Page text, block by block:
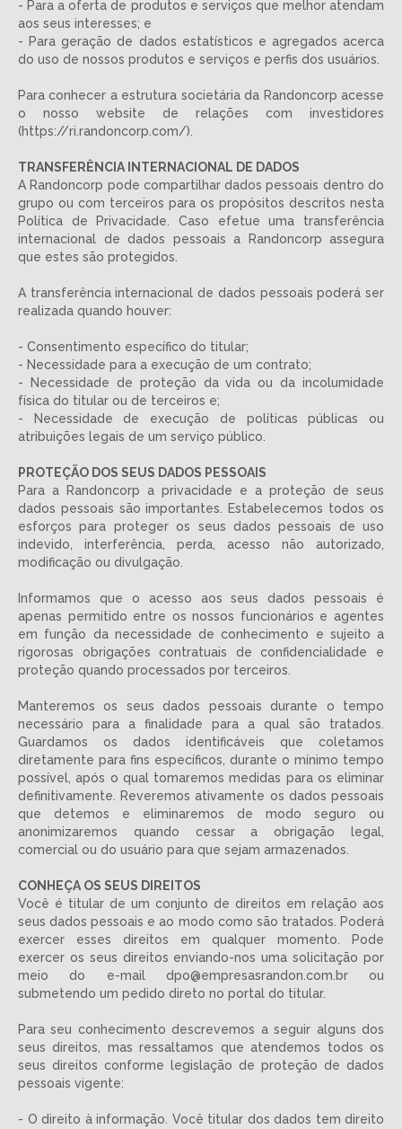
- Para a oferta de produtos e serviços que melhor atendam
aos seus interesses; e
- Para geração de dados estatísticos e agregados acerca
do uso de nossos produtos e serviços e perfis dos usuários.
Para conhecer a estrutura societária da Randoncorp acesse
o nosso website de relações com investidores
(https://ri.randoncorp.com/).
TRANSFERÊNCIA INTERNACIONAL DE DADOS
A Randoncorp pode compartilhar dados pessoais dentro do
grupo ou com terceiros para os propósitos descritos nesta
Política de Privacidade. Caso efetue uma transferência
internacional de dados pessoais a Randoncorp assegura
que estes são protegidos.
A transferência internacional de dados pessoais poderá ser
realizada quando houver:
- Consentimento específico do titular;
- Necessidade para a execução de um contrato;
- Necessidade de proteção da vida ou da incolumidade
física do titular ou de terceiros e;
- Necessidade de execução de políticas públicas ou
atribuições legais de um serviço público.
PROTEÇÃO DOS SEUS DADOS PESSOAIS
Para a Randoncorp a privacidade e a proteção de seus
dados pessoais são importantes. Estabelecemos todos os
esforços para proteger os seus dados pessoais de uso
indevido, interferência, perda, acesso não autorizado,
modificação ou divulgação.
Informamos que o acesso aos seus dados pessoais é
apenas permitido entre os nossos funcionários e agentes
em função da necessidade de conhecimento e sujeito a
rigorosas obrigações contratuais de confidencialidade e
proteção quando processados por terceiros.
Manteremos os seus dados pessoais durante o tempo
necessário para a finalidade para a qual são tratados.
Guardamos os dados identificáveis que coletamos
diretamente para fins específicos, durante o mínimo tempo
possível, após o qual tomaremos medidas para os eliminar
definitivamente. Reveremos ativamente os dados pessoais
que detemos e eliminaremos de modo seguro ou
anonimizaremos quando cessar a obrigação legal,
comercial ou do usuário para que sejam armazenados.
CONHEÇA OS SEUS DIREITOS
Você é titular de um conjunto de direitos em relação aos
seus dados pessoais e ao modo como são tratados. Poderá
exercer esses direitos em qualquer momento. Pode
exercer os seus direitos enviando-nos uma solicitação por
meio do e-mail dpo@empresasrandon.com.br ou
submetendo um pedido direto no portal do titular.
Para seu conhecimento descrevemos a seguir alguns dos
seus direitos, mas ressaltamos que atendemos todos os
seus direitos conforme legislação de proteção de dados
pessoais vigente:
- O direito à informação. Você titular dos dados tem direito